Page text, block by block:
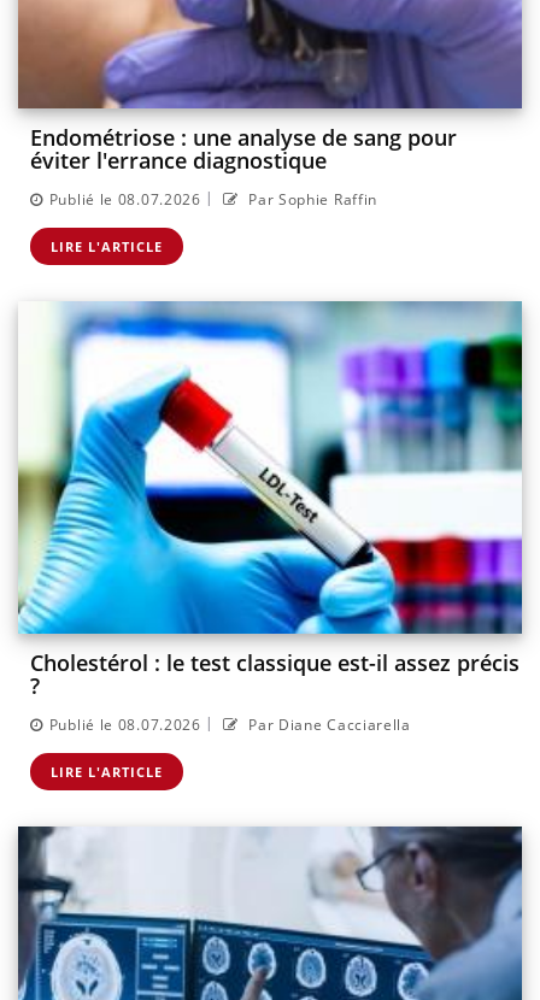
Endométriose : une analyse de sang pour
éviter l'errance diagnostique
Publié le 08.07.2026 | Par Sophie Raffin
LIRE L'ARTICLE
Cholestérol : le test classique est-il assez précis
?
Publié le 08.07.2026 | Par Diane Cacciarella
LIRE L'ARTICLE